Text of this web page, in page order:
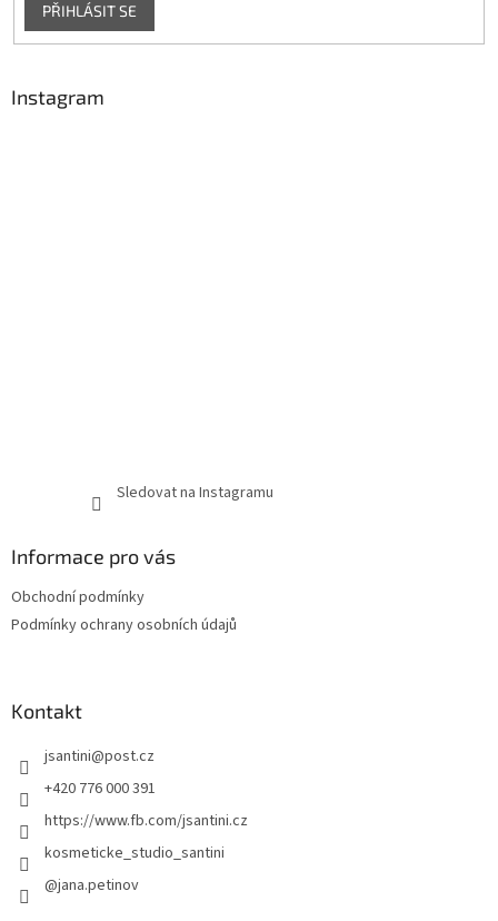
PŘIHLÁSIT SE
Instagram
Sledovat na Instagramu
Informace pro vás
Obchodní podmínky
Podmínky ochrany osobních údajů
Kontakt
jsantini@post.cz
+420 776 000 391
https://www.fb.com/jsantini.cz
kosmeticke_studio_santini
@jana.petinov